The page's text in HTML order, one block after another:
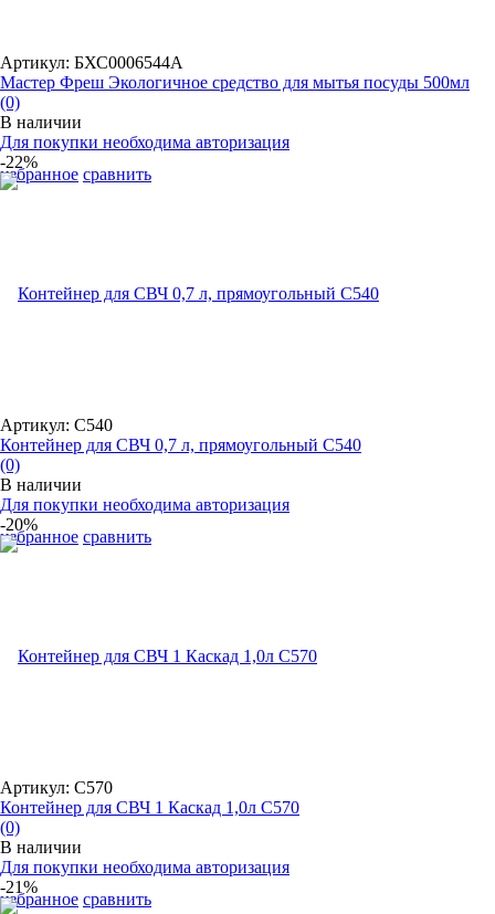
избранное сравнить
Артикул: БХС0006544А
Мастер Фреш Экологичное средство для мытья посуды 500мл
(0)
В наличии
Для покупки необходима авторизация
-22%
избранное сравнить
Артикул: С540
Контейнер для СВЧ 0,7 л, прямоугольный С540
(0)
В наличии
Для покупки необходима авторизация
-20%
избранное сравнить
Артикул: С570
Контейнер для СВЧ 1 Каскад 1,0л С570
(0)
В наличии
Для покупки необходима авторизация
-21%